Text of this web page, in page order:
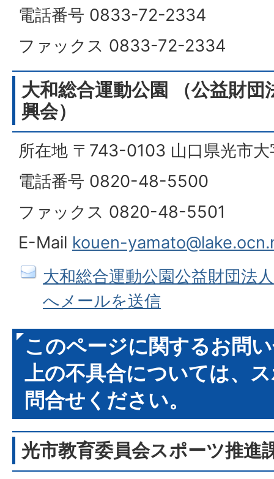
電話番号 0833-72-2334
ファックス 0833-72-2334
大和総合運動公園 （公益財
興会）
所在地 〒743-0103 山口県光市
電話番号 0820-48-5500
ファックス 0820-48-5501
E-Mail kouen-
大和総合運動公園公益財団法
へメールを送信
このページに関するお問
上の不具合については、
問合せください。
光市教育委員会スポーツ推進